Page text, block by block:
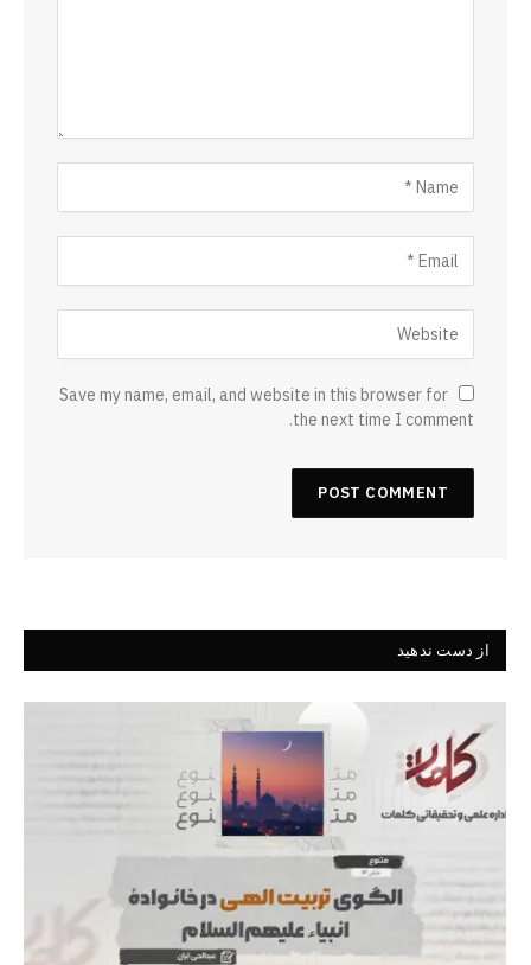
Save my name, email, and website in this browser for
the next time I comment.
از دست ندهید